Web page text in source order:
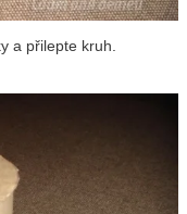
a přilepte kruh.